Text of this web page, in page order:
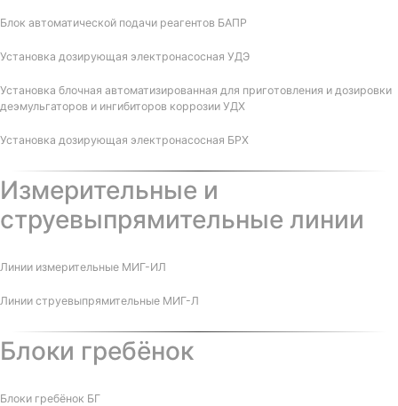
Блок автоматической подачи реагентов БАПР
Установка дозирующая электронасосная УДЭ
Установка блочная автоматизированная для приготовления и дозировки
деэмульгаторов и ингибиторов коррозии УДХ
Установка дозирующая электронасосная БРХ
Измерительные и
струевыпрямительные линии
Линии измерительные МИГ-ИЛ
Линии струевыпрямительные МИГ-Л
Блоки гребёнок
Блоки гребёнок БГ